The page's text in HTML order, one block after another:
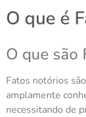
O que é
O que são
Fatos notórios
amplamente
necessitando de